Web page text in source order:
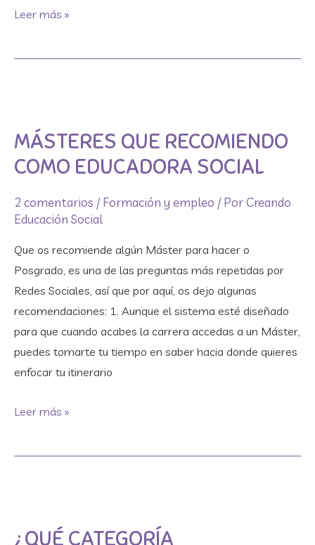
Leer más »
MÁSTERES QUE RECOMIENDO
COMO EDUCADORA SOCIAL
2 comentarios /Formación y empleo / PorCreando
Educación Social
Que os recomiende algún Máster para hacer o
Posgrado, es una de las preguntas más repetidas por
Redes Sociales, así que por aquí, os dejo algunas
recomendaciones: 1. Aunque el sistema esté diseñado
para que cuando acabes la carrera accedas a un Máster,
puedes tomarte tu tiempo en saber hacia donde quieres
enfocar tu itinerario
recomiendo
como
Social
Leer más »
¿QUÉ CATEGORÍA
profesional